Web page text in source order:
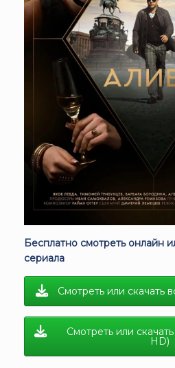
Бесплатно смотреть онлайн
сериала
Смотреть или скачать
Смотреть или
HD)